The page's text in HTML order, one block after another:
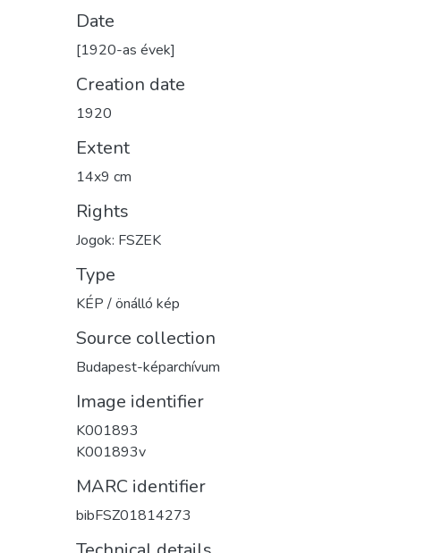
Date
[1920-as évek]
Creation date
1920
Extent
14x9 cm
Rights
Jogok: FSZEK
Type
KÉP / önálló kép
Source collection
Budapest-képarchívum
Image identifier
K001893
K001893v
MARC identifier
bibFSZ01814273